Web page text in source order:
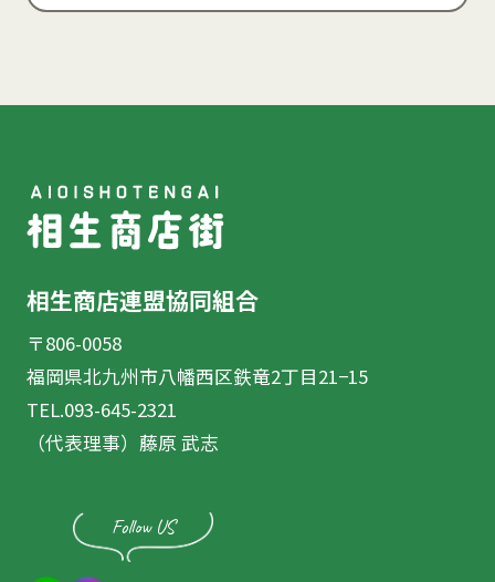
相生商店連盟協同組合
〒806-0058
福岡県北九州市八幡西区鉄竜2丁目21−15
TEL.093-645-2321
（代表理事）藤原 武志
Follow US